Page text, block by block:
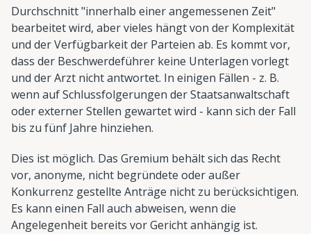
Durchschnitt "innerhalb einer angemessenen Zeit"
bearbeitet wird, aber vieles hängt von der Komplexität
und der Verfügbarkeit der Parteien ab. Es kommt vor,
dass der Beschwerdeführer keine Unterlagen vorlegt
und der Arzt nicht antwortet. In einigen Fällen - z. B.
wenn auf Schlussfolgerungen der Staatsanwaltschaft
oder externer Stellen gewartet wird - kann sich der Fall
bis zu fünf Jahre hinziehen.
Dies ist möglich. Das Gremium behält sich das Recht
vor, anonyme, nicht begründete oder außer
Konkurrenz gestellte Anträge nicht zu berücksichtigen.
Es kann einen Fall auch abweisen, wenn die
Angelegenheit bereits vor Gericht anhängig ist.